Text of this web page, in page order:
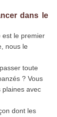
dans le
est le premier
nous le
toute
? Vous
plaines avec
dont les